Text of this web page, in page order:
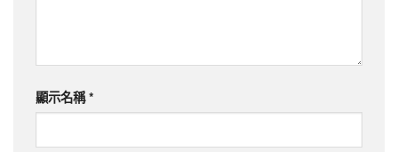
顯示名稱*